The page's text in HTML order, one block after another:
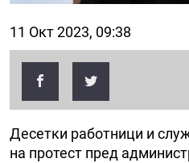
11 Окт 2023, 09:38
Десетки работници и
на протест пред